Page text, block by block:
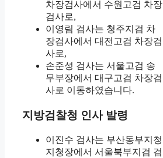
차장검사에서 수원고검 차장
검사로,
이영림 검사는 청주지검 차
장검사에서 대전고검 차장검
사로,
손준성 검사는 서울고검 송
무부장에서 대구고검 차장검
사로 이동하였습니다.
지방검찰청 인사 발령
이진수 검사는 부산동부지청
지청장에서 서울북부지검 검